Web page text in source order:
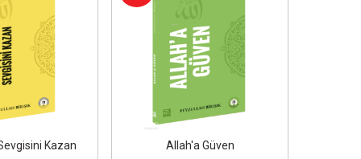
Kazan Allah'a Güven